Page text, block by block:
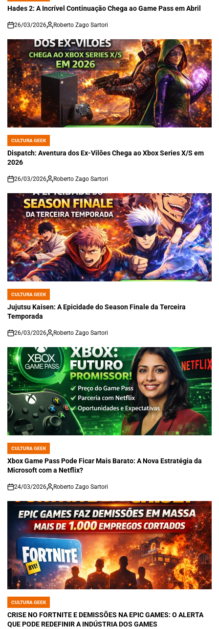
IN
Hades 2: A Incrível Continuação Chega ao Game Pass em Abril
on
26/03/2026 Roberto Zago Sartori
POSTED
IN
CULTURA GEEK
Dispatch: Aventura dos Ex-Vilões Chega ao Xbox Series X/S em
2026
on
26/03/2026 Roberto Zago Sartori
POSTED
IN
CULTURA GEEK
Jujutsu Kaisen: A Epicidade do Season Finale da Terceira
Temporada
on
26/03/2026 Roberto Zago Sartori
POSTED
IN
CULTURA GEEK
Xbox Game Pass Pode Ficar Mais Barato: A Nova Estratégia da
Microsoft com a Netflix?
on
24/03/2026 Roberto Zago Sartori
POSTED
IN
CULTURA GEEK
CRISE NO FORTNITE E DEMISSÕES NA EPIC GAMES: O ALERTA
QUE PODE REDEFINIR A INDÚSTRIA DOS GAMES